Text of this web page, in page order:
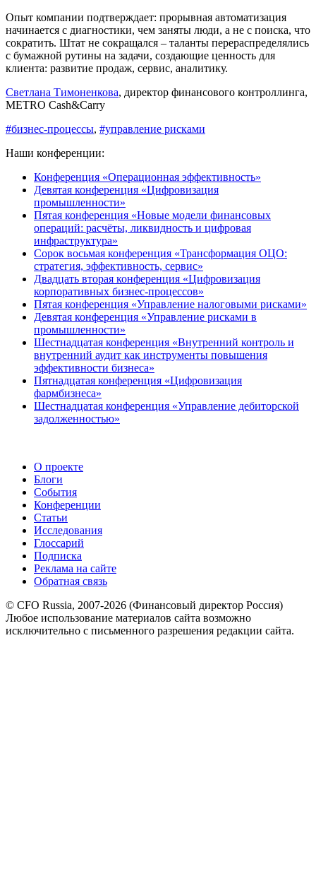
Опыт компании подтверждает: прорывная автоматизация
начинается с диагностики, чем заняты люди, а не с поиска, что
сократить. Штат не сокращался – таланты перераспределялись
с бумажной рутины на задачи, создающие ценность для
клиента: развитие продаж, сервис, аналитику.
Светлана Тимоненкова, директор финансового контроллинга,
METRO Cash&Carry
#бизнес-процессы, #управление рисками
Наши конференции:
Конференция «Операционная эффективность»
Девятая конференция «Цифровизация
промышленности»
Пятая конференция «Новые модели финансовых
операций: расчёты, ликвидность и цифровая
инфраструктура»
Сорок восьмая конференция «Трансформация ОЦО:
стратегия, эффективность, сервис»
Двадцать вторая конференция «Цифровизация
корпоративных бизнес-процессов»
Пятая конференция «Управление налоговыми рисками»
Девятая конференция «Управление рисками в
промышленности»
Шестнадцатая конференция «Внутренний контроль и
внутренний аудит как инструменты повышения
эффективности бизнеса»
Пятнадцатая конференция «Цифровизация
фармбизнеса»
Шестнадцатая конференция «Управление дебиторской
задолженностью»
О проекте
Блоги
События
Конференции
Статьи
Исследования
Глоссарий
Подписка
Реклама на сайте
Обратная связь
© CFO Russia, 2007-2026 (Финансовый директор Россия)
Любое использование материалов сайта возможно
исключительно с письменного разрешения редакции сайта.